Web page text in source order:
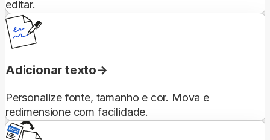
editar.
Adicionar texto
Personalize fonte, tamanho e cor. Mova e
redimensione com facilidade.